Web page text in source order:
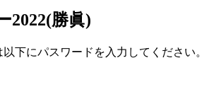
2022(勝眞)
下にパスワードを入力してください。